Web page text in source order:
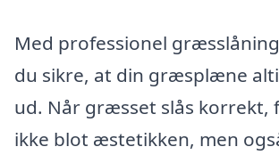
Med professionel
du sikre, at din græsplæne
ud. Når græsset slås korrekt,
ikke blot æstetikken, men